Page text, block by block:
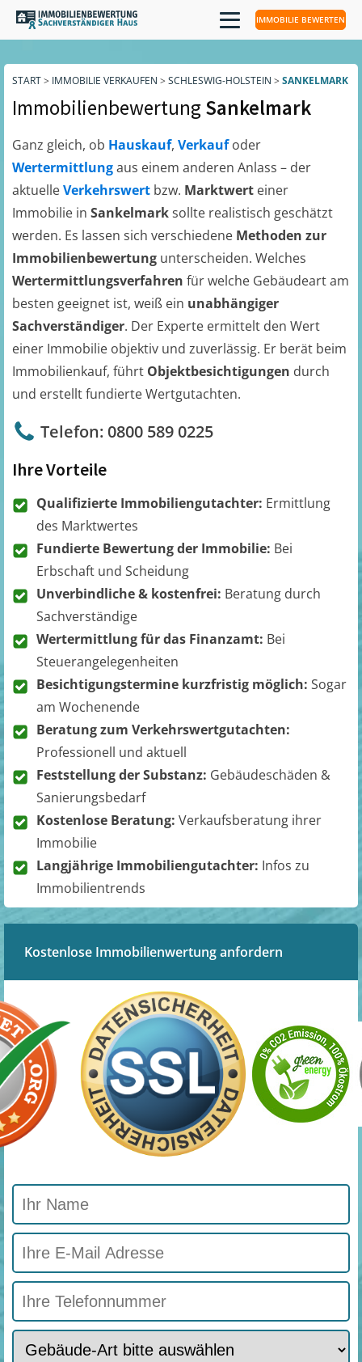
IMMOBILIE BEWERTEN
START> IMMOBILIE VERKAUFEN > SCHLESWIG-HOLSTEIN > SANKELMARK
ImmobilienbewertungSankelmark
Ganz gleich, ob Hauskauf, Verkaufoder
Wertermittlungaus einem anderen Anlass – der
aktuelleVerkehrswert bzw. Marktwert einer
Immobilie in Sankelmarksollte realistisch geschätzt
werden. Es lassen sich verschiedene Methoden zur
Immobilienbewertung unterscheiden. Welches
Wertermittlungsverfahren für welche Gebäudeart am
besten geeignet ist, weiß ein unabhängiger
Sachverständiger. Der Experte ermittelt den Wert
einer Immobilie objektiv und zuverlässig. Er berät beim
Immobilienkauf, führt Objektbesichtigungen durch
und erstellt fundierte Wertgutachten.
Telefon: 0800 589 0225
Ihre Vorteile
Qualifizierte Immobiliengutachter: Ermittlung
des Marktwertes
Fundierte Bewertung der Immobilie: Bei
Erbschaft und Scheidung
Unverbindliche & kostenfrei: Beratung durch
Sachverständige
Wertermittlung für das Finanzamt: Bei
Steuerangelegenheiten
Besichtigungstermine kurzfristig möglich: Sogar
am Wochenende
Beratung zum Verkehrswertgutachten:
Professionell und aktuell
Feststellung der Substanz: Gebäudeschäden &
Sanierungsbedarf
Kostenlose Beratung: Verkaufsberatung ihrer
Immobilie
Langjährige Immobiliengutachter: Infos zu
Immobilientrends
Kostenlose Immobilienwertung anfordern